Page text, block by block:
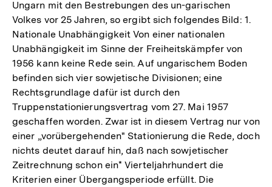
Fußnote
Ungarn mit den Bestrebungen des un-garischen
Volkes vor 25 Jahren, so ergibt sich folgendes Bild: 1.
Nationale Unabhängigkeit Von einer nationalen
Unabhängigkeit im Sinne der Freiheitskämpfer von
1956 kann keine Rede sein. Auf ungarischem Boden
befinden sich vier sowjetische Divisionen; eine
Rechtsgrundlage dafür ist durch den
Truppenstationierungsvertrag vom 27. Mai 1957
geschaffen worden. Zwar ist in diesem Vertrag nur von
einer „vorübergehenden" Stationierung die Rede, doch
nichts deutet darauf hin, daß nach sowjetischer
Zeitrechnung schon ein* Vierteljahrhundert die
Kriterien einer Übergangsperiode erfüllt. Die